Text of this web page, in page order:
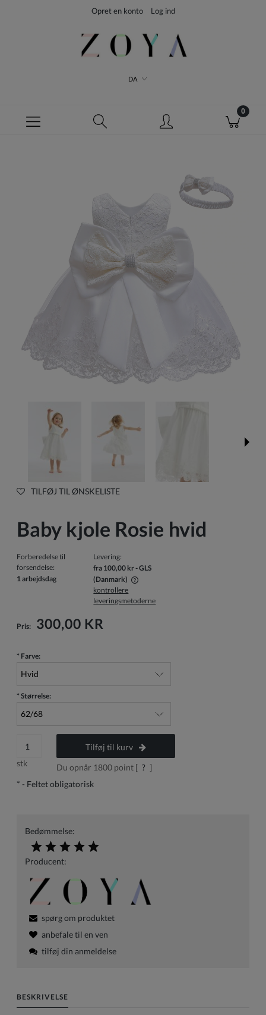
Opret en konto Log ind
DA
TILFØJ TIL ØNSKELISTE
Baby kjole Rosie hvid
Forberedelse til
forsendelse:
1 arbejdsdag
Levering:
fra 100,00 kr- GLS
(Danmark)
Prisen inkluderer ikke eventuelle betalingsomkostninger
kontrollere
leveringsmetoderne
Pris: 300,00 KR
* Farve:
* Størrelse:
stk
Tilføj til kurv
Du opnår 1800point [ ? ]
* - Feltet obligatorisk
Bedømmelse:
Producent:
spørg om produktet
anbefale til en ven
tilføj din anmeldelse
BESKRIVELSE